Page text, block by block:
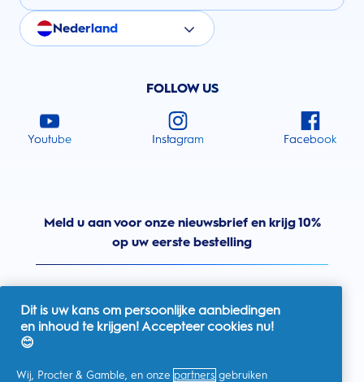
Nederland
FOLLOW US
Youtube Instagram Facebook
Meld u aan voor onze nieuwsbrief en krijg 10%
op uw eerste bestelling
Dit is uw kans om persoonlijke aanbiedingen
en inhoud te krijgen! Accepteer cookies nu!
😊
Wij, Procter & Gamble, en onze partners gebruiken